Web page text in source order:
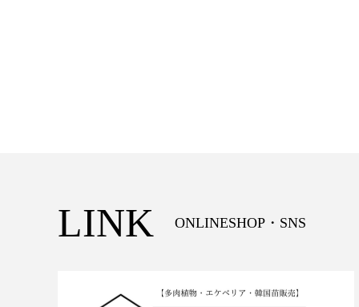
LINK ONLINESHOP・SNS